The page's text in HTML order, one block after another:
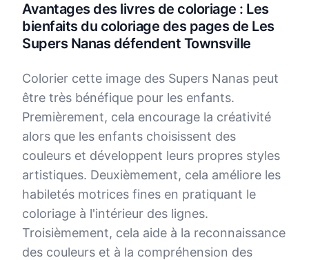
Avantages des livres de coloriage : Les
bienfaits du coloriage des pages de Les
Supers Nanas défendent Townsville
Colorier cette image des Supers Nanas peut
être très bénéfique pour les enfants.
Premièrement, cela encourage la créativité
alors que les enfants choisissent des
couleurs et développent leurs propres styles
artistiques. Deuxièmement, cela améliore les
habiletés motrices fines en pratiquant le
coloriage à l'intérieur des lignes.
Troisièmement, cela aide à la reconnaissance
des couleurs et à la compréhension des